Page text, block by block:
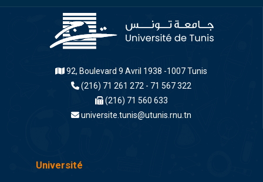
92, Boulevard 9 Avril 1938 -1007 Tunis
(216) 71 261 272 - 71 567 322
(216) 71 560 633
universite.tunis@utunis.rnu.tn
Université